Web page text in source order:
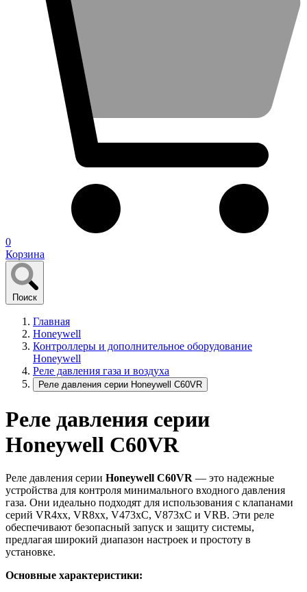
0
Корзина
Поиск
Главная
Honeywell
Контроллеры и дополнительное оборудование
Honeywell
Реле давления газа и воздуха
Реле давления серии Honeywell C60VR
Реле давления серии
Honeywell C60VR
Реле давления серии Honeywell C60VR — это надежные
устройства для контроля минимального входного давления
газа. Они идеально подходят для использования с клапанами
серий VR4xx, VR8xx, V473xC, V873xC и VRB. Эти реле
обеспечивают безопасный запуск и защиту системы,
предлагая широкий диапазон настроек и простоту в
установке.
Основные характеристики: